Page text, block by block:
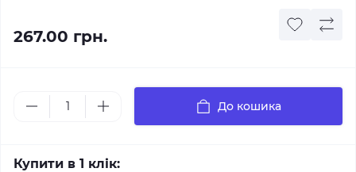
267.00 грн.
До кошика
Купити в 1 клік: